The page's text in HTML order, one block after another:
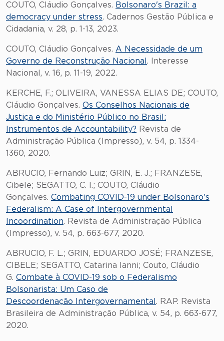
COUTO, Cláudio Gonçalves. Bolsonaro's Brazil: a
democracy under stress. Cadernos Gestão Pública e
Cidadania, v. 28, p. 1-13, 2023.
COUTO, Cláudio Gonçalves. A Necessidade de um
Governo de Reconstrução Nacional . Interesse
Nacional, v. 16, p. 11-19, 2022.
KERCHE, F.; OLIVEIRA, VANESSA ELIAS DE; COUTO,
Cláudio Gonçalves. Os Conselhos Nacionais de
Justiça e do Ministério Público no Brasil:
Instrumentos de Accountability? Revista de
Administração Pública (Impresso), v. 54, p. 1334-
1360, 2020.
ABRUCIO, Fernando Luiz; GRIN, E. J.; FRANZESE,
Cibele; SEGATTO, C. I.; COUTO, Cláudio
Gonçalves. Combating COVID-19 under Bolsonaro's
Federalism: A Case of Intergovernmental
Incoordination. Revista de Administração Pública
(Impresso), v. 54, p. 663-677, 2020.
ABRUCIO, F. L.; GRIN, EDUARDO JOSÉ; FRANZESE,
CIBELE; SEGATTO, Catarina Ianni; Couto, Cláudio
G. Combate à COVID-19 sob o Federalismo
Bolsonarista: Um Caso de
Descoordenação Intergovernamental . RAP. Revista
Brasileira de Administração Pública, v. 54, p. 663-677,
2020.